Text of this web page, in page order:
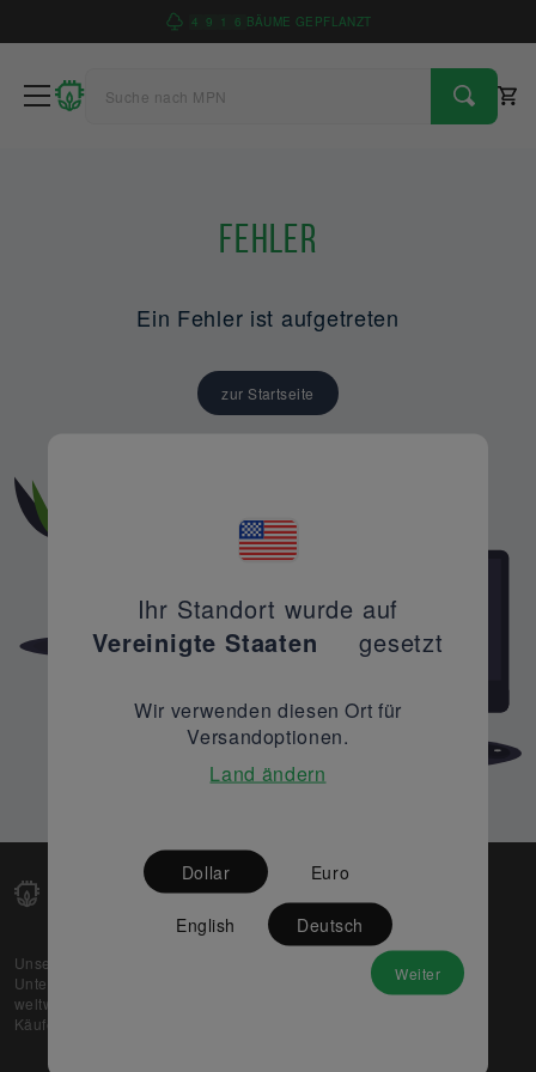
4 9 1 6 BÄUME GEPFLANZT
Fehler
Ein Fehler ist aufgetreten
zur Startseite
Unsere Web-Plattform unterstützt OEM- und EMS-
Unternehmen dabei, ihre überschüssigen Lagerbestände
weltweit zu verkaufen und gleichzeitig den potenziellen
Käufern beste Preise und Qualität zu bieten.
Partner
Ihr Standort wurde auf
Vereinigte Staaten
gesetzt
Wir verwenden diesen Ort für
Versandoptionen.
Land ändern
Dollar Euro
English Deutsch
Weiter